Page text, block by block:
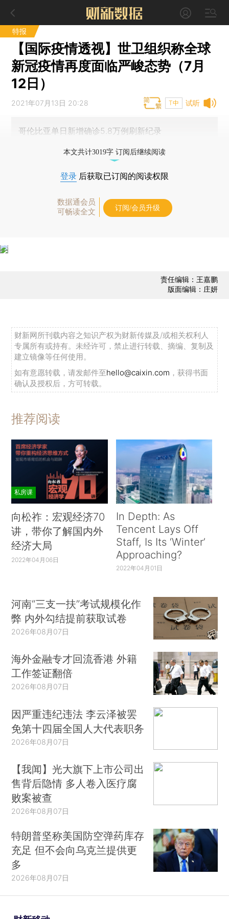
特报
【国际疫情透视】世卫组织称全球
新冠疫情再度面临严峻态势（7月
12日）
试听
2021年07月13日 20:28 T中
哥伦比亚单日新增确诊5.8万例刷新纪录
本文共计3019字 订阅后继续阅读
登录 后获取已订阅的阅读权限
数据通会员
可畅读全文
订阅/会员升级
责任编辑：王嘉鹏
版面编辑：庄妍
财新网所刊载内容之知识产权为财新传媒及/或相关权利人
专属所有或持有。未经许可，禁止进行转载、摘编、复制及
建立镜像等任何使用。
如有意愿转载，请发邮件至hello@caixin.com ，获得书面
确认及授权后，方可转载。
推荐阅读
私房课
向松祚：宏观经济70
讲，带你了解国内外
经济大局
2022年04月06日
In Depth: As
Tencent Lays Off
Staff, Is Its ‘Winter’
Approaching?
2022年04月01日
河南“三支一扶”考试规模化作
弊 内外勾结提前获取试卷
2026年08月07日
海外金融专才回流香港 外籍
工作签证翻倍
2026年08月07日
因严重违纪违法 李云泽被罢
免第十四届全国人大代表职务
2026年08月07日
【我闻】光大旗下上市公司出
售背后隐情 多人卷入医疗腐
败案被查
2026年08月07日
特朗普坚称美国防空弹药库存
充足 但不会向乌克兰提供更
多
2026年08月07日